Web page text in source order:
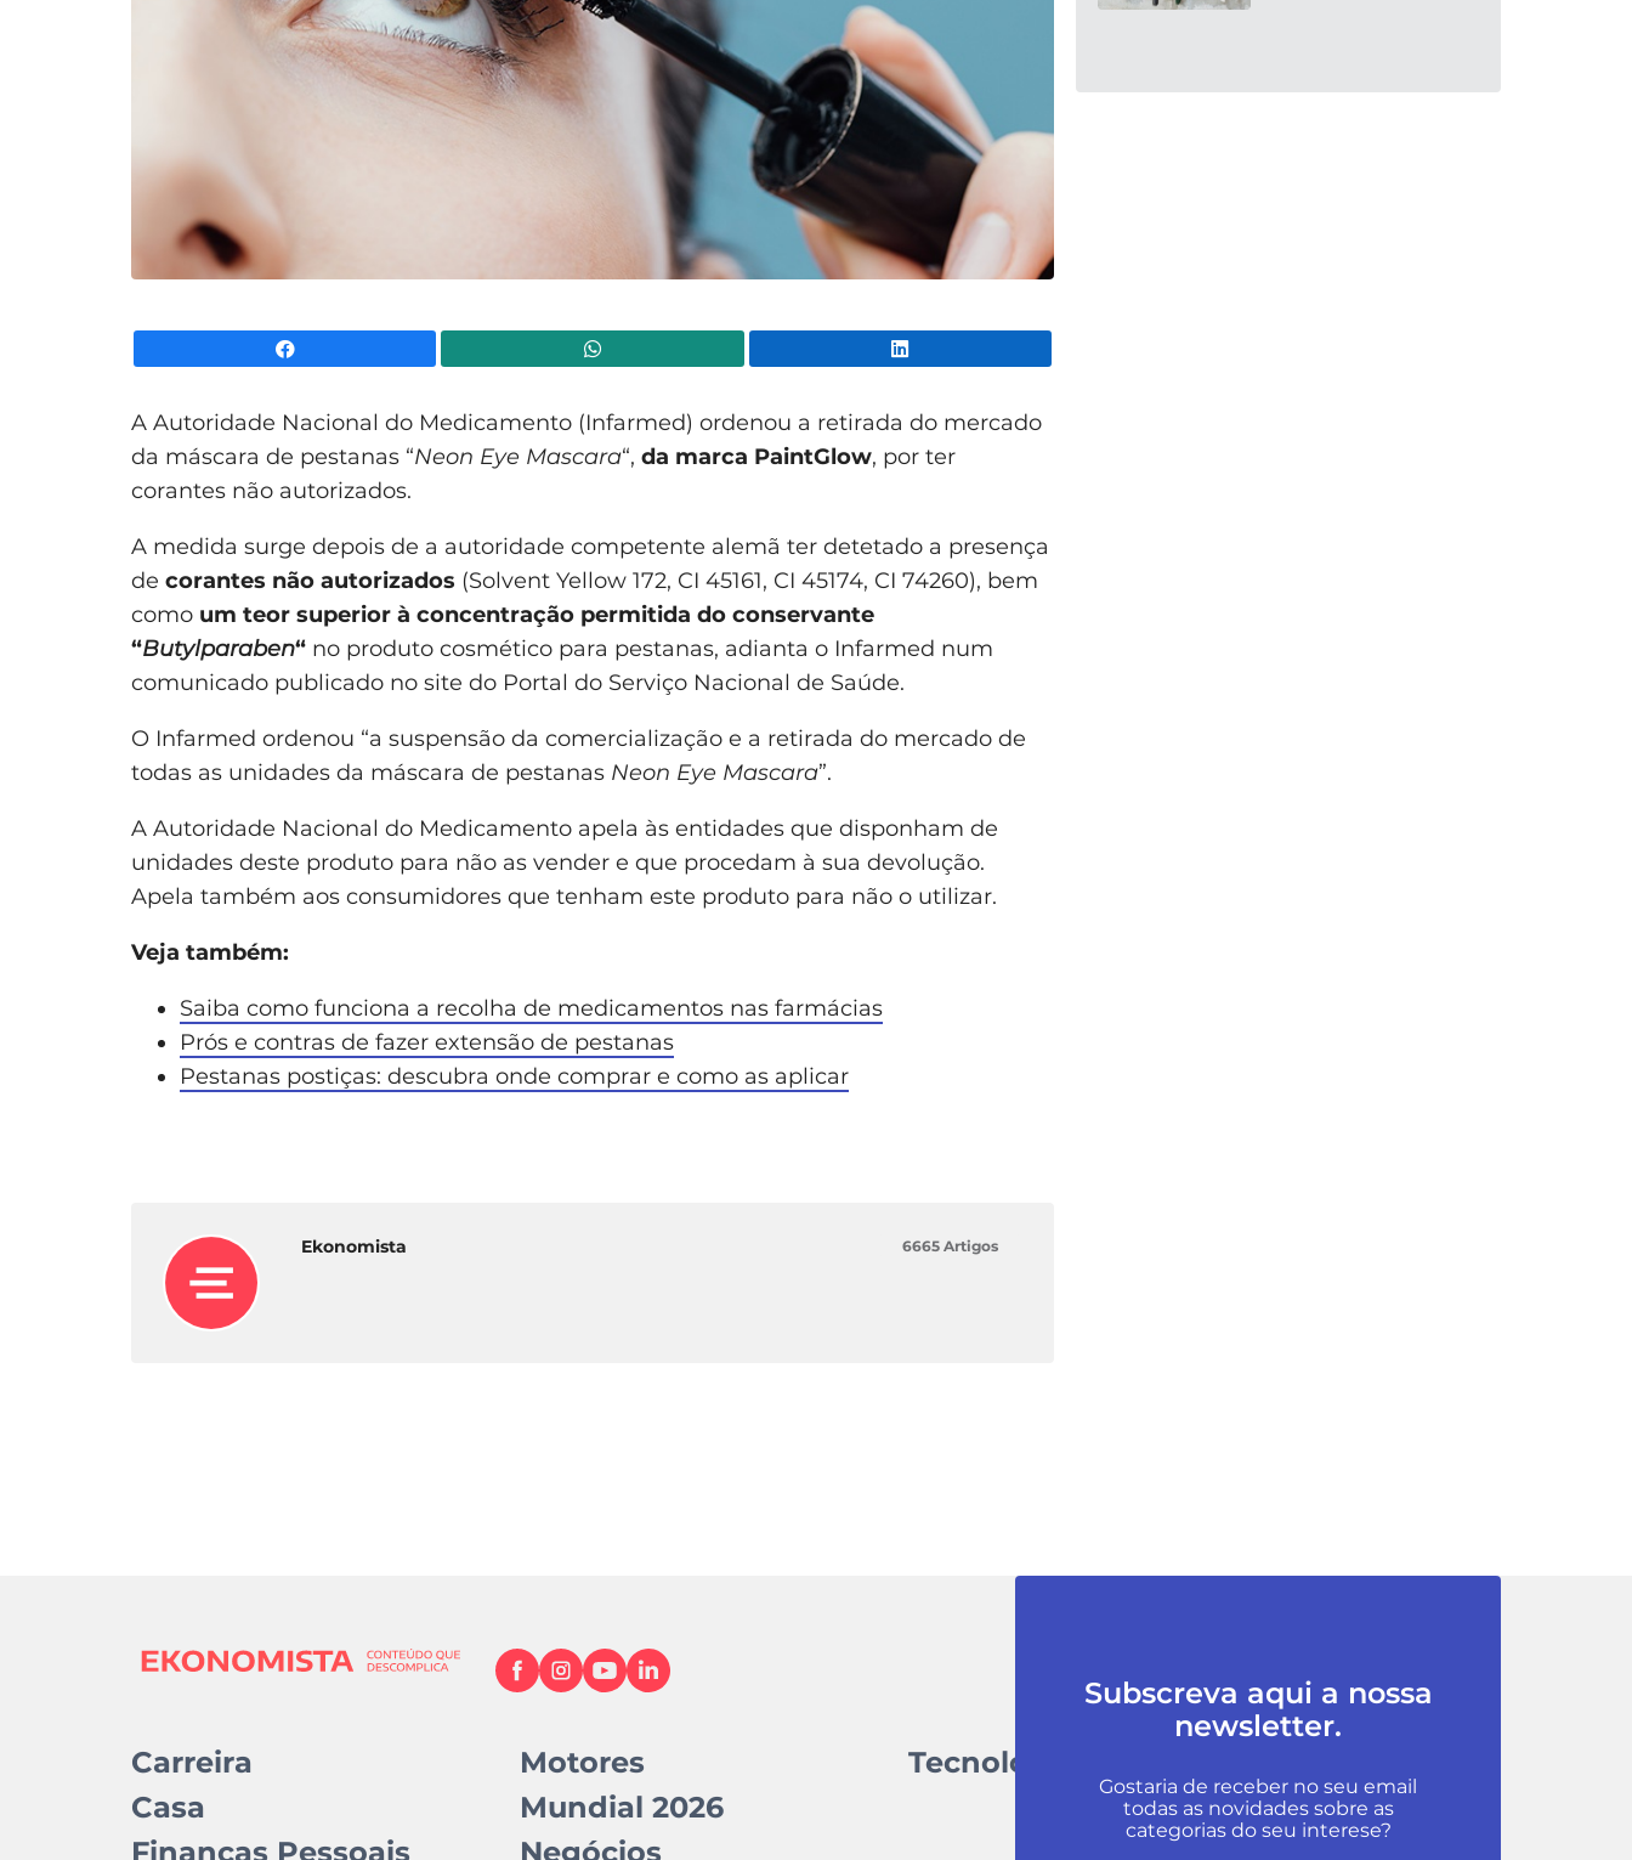
A Autoridade Nacional do Medicamento (Infarmed) ordenou a retirada do mercado
da máscara de pestanas “Neon Eye Mascara“, da marca PaintGlow, por ter
corantes não autorizados.
A medida surge depois de a autoridade competente alemã ter detetado a presença
de corantes não autorizados (Solvent Yellow 172, CI 45161, CI 45174, CI 74260), bem
como um teor superior à concentração permitida do conservante
“Butylparaben“ no produto cosmético para pestanas, adianta o Infarmed num
comunicado publicado no site do Portal do Serviço Nacional de Saúde.
O Infarmed ordenou “a suspensão da comercialização e a retirada do mercado de
todas as unidades da máscara de pestanas Neon Eye Mascara”.
A Autoridade Nacional do Medicamento apela às entidades que disponham de
unidades deste produto para não as vender e que procedam à sua devolução.
Apela também aos consumidores que tenham este produto para não o utilizar.
Veja também:
Saiba como funciona a recolha de medicamentos nas farmácias
Prós e contras de fazer extensão de pestanas
Pestanas postiças: descubra onde comprar e como as aplicar
Ekonomista 6665 Artigos
Carreira
Casa
Finanças Pessoais
Motores
Mundial 2026
Negócios
Tecnologia
Subscreva aqui a nossa
newsletter.
Gostaria de receber no seu email
todas as novidades sobre as
categorias do seu interese?